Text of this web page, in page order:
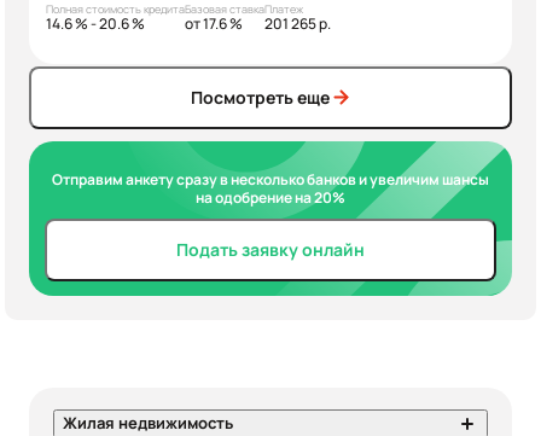
Полная стоимость кредита
14.6 % - 20.6 %
Базовая ставка
от 17.6 %
Платеж
201 265 р.
Посмотреть еще
Отправим анкету сразу в несколько банков и увеличим шансы
на одобрение на 20%
Подать заявку онлайн
Жилая недвижимость